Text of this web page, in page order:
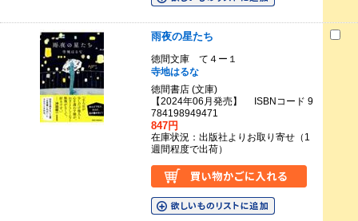
雨夜の星たち
徳間文庫 て４ー１
寺地はるな
徳間書店 (文庫)
【2024年06月発売】 ISBNコード 9
784198949471
847円
在庫状況：出版社よりお取り寄せ（1
週間程度で出荷）